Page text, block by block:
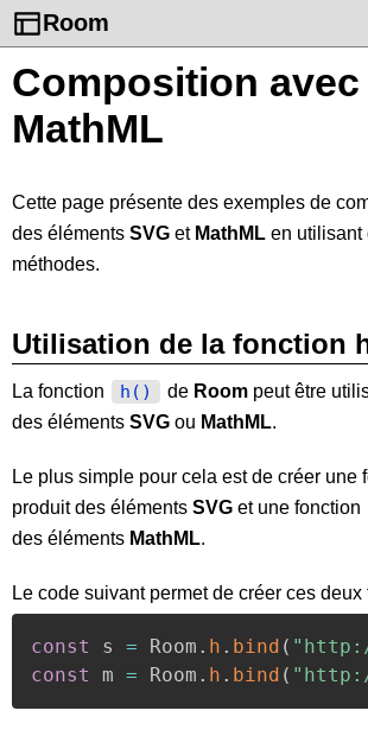
Room
Composition avec
MathML
Cette page présente des exemples de
des éléments SVG et MathML en utilisant
méthodes.
Utilisation de la fonction
La fonction h() de Room peut être
des éléments SVG ou MathML.
Le plus simple pour cela est de créer une
produit des éléments SVG et une fonction
des éléments MathML.
Le code suivant permet de créer ces deux
const s = Room . h . bind (
const
m = Room . h . bind (